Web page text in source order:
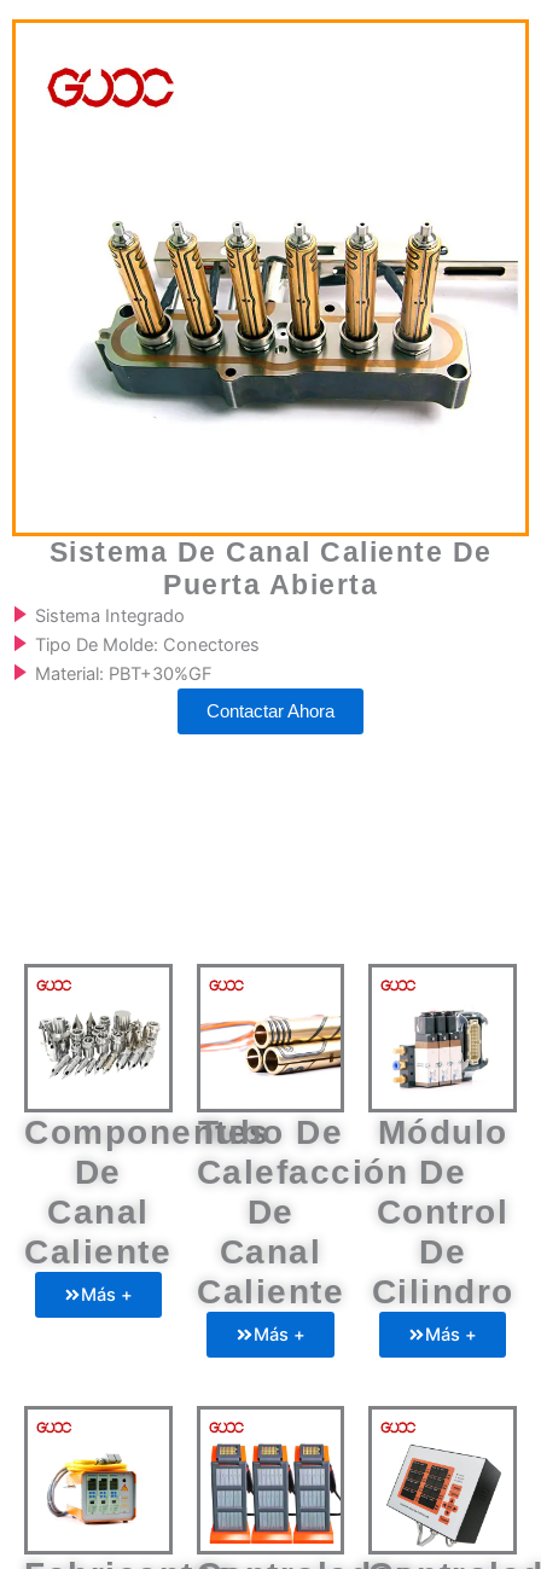
Sistema De Canal Caliente De
Puerta Abierta
Sistema Integrado
Tipo De Molde: Conectores
Material: PBT+30%GF
Contactar Ahora
Componentes
De
Canal
Caliente
Más +
Tubo De
Calefacción
De
Canal
Caliente
Más +
Módulo
De
Control
De
Cilindro
Más +